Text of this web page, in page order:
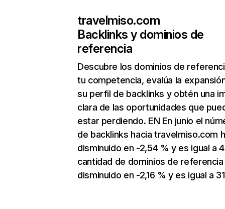
travelmiso.com
Backlinks y dominios de
referencia
Descubre los dominios de
tu competencia, evalúa la
su perfil de backlinks y obtén una
clara de las oportunidades que
estar perdiendo. EN En junio el
de backlinks hacia travelmiso.com
disminuido en -2,54 % y es igual a
cantidad de dominios de referencia
disminuido en -2,16 % y es igual a